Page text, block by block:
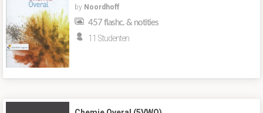
by Noordhoff
457 flashc. & notities
11 Studenten